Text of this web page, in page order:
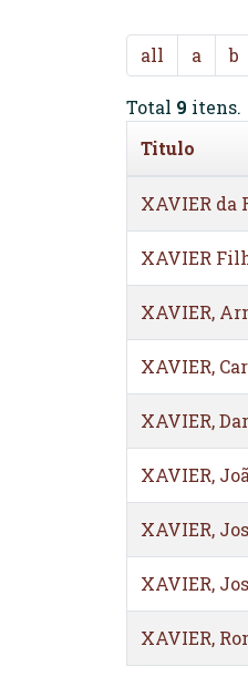
all a b
Total 9 itens.
Titulo
XAVIER da
XAVIER
XAVIER,
XAVIER,
XAVIER,
XAVIER,
XAVIER,
XAVIER,
XAVIER,